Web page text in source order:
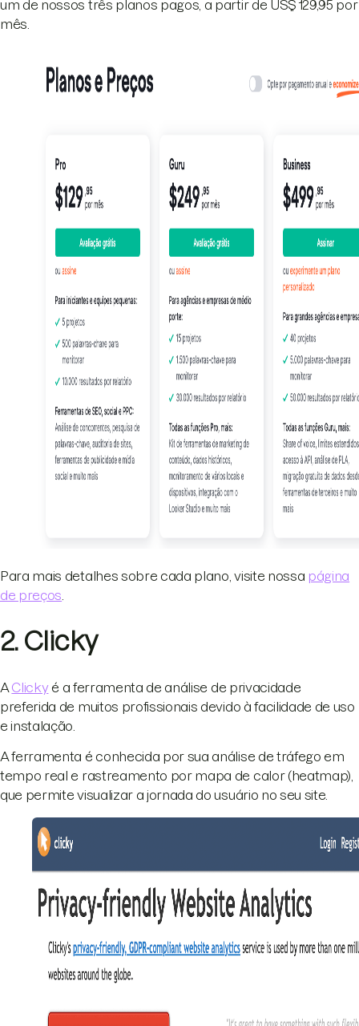
um de nossos três planos pagos, a partir de US$ 129,95 por
mês.
Para mais detalhes sobre cada plano, visite nossa página
de preços
2. Clicky
A Clickyé a ferramenta de análise de privacidade
preferida de muitos profissionais devido à facilidade de uso
e instalação.
A ferramenta é conhecida por sua análise de tráfego em
tempo real e rastreamento por mapa de calor (heatmap),
que permite visualizar a jornada do usuário no seu site.